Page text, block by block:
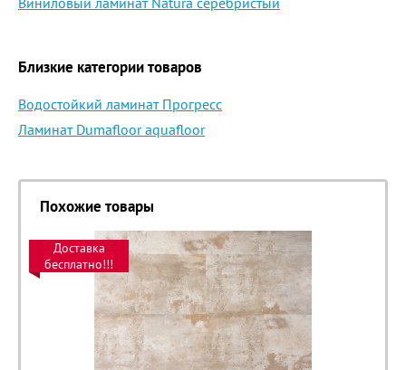
Близкие категории товаров
Водостойкий ламинат Прогресс
Ламинат Dumafloor aquafloor
Похожие товары
Доставка
бесплатно!!!